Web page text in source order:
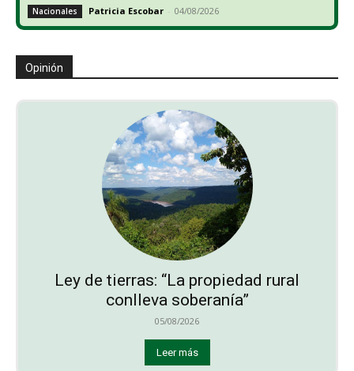
Nacionales Patricia Escobar - 04/08/2026
Opinión
Ley de tierras: “La propiedad rural
conlleva soberanía”
05/08/2026
Leer más